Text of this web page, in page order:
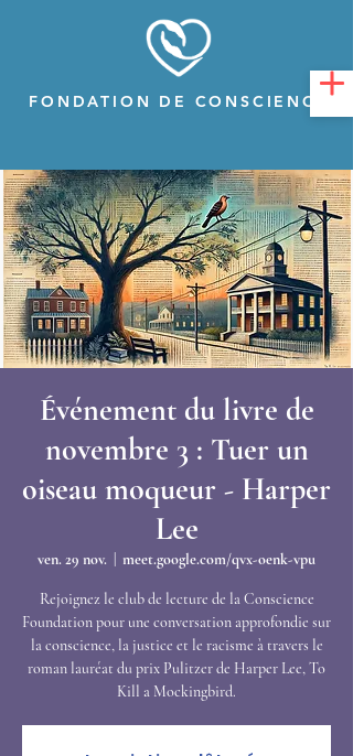
FONDATION DE CONSCIENCE
Événement du livre de
novembre 3 : Tuer un
oiseau moqueur - Harper
Lee
ven. 29 nov. meet.google.com/qvx-oenk-vpu
Rejoignez le club de lecture de la Conscience
Foundation pour une conversation approfondie sur
la conscience, la justice et le racisme à travers le
roman lauréat du prix Pulitzer de Harper Lee, To
Kill a Mockingbird.